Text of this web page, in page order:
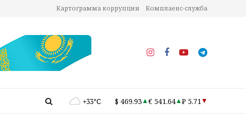
Картограмма коррупции Комплаенс-служба
+33°C $ 469.93 € 541.64 ₽ 5.71